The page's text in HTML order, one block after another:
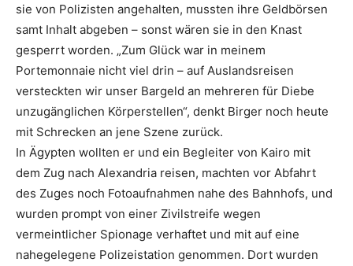
sie von Polizisten angehalten, mussten ihre Geldbörsen
samt Inhalt abgeben – sonst wären sie in den Knast
gesperrt worden. „Zum Glück war in meinem
Portemonnaie nicht viel drin – auf Auslandsreisen
versteckten wir unser Bargeld an mehreren für Diebe
unzugänglichen Körperstellen“, denkt Birger noch heute
mit Schrecken an jene Szene zurück.
In Ägypten wollten er und ein Begleiter von Kairo mit
dem Zug nach Alexandria reisen, machten vor Abfahrt
des Zuges noch Fotoaufnahmen nahe des Bahnhofs, und
wurden prompt von einer Zivilstreife wegen
vermeintlicher Spionage verhaftet und mit auf eine
nahegelegene Polizeistation genommen. Dort wurden